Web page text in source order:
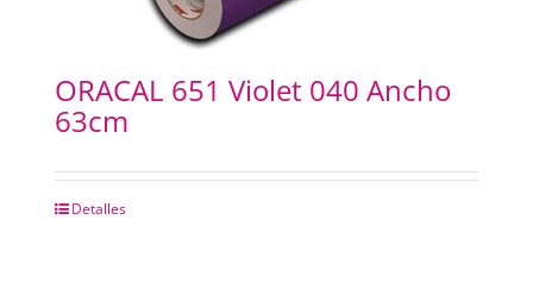
ORACAL 651 Violet 040 Ancho
63cm
Detalles